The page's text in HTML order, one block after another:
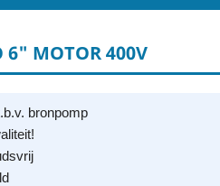
6" MOTOR 400V
bronpomp